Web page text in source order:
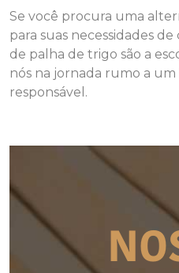
Se você procura uma
para suas necessidades
de palha de trigo são a
nós na jornada rumo a
responsável.